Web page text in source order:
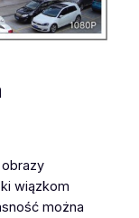
wiązkom
można